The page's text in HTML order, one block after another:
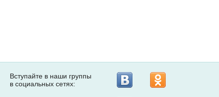
Вступайте в наши группы
в социальных сетях: